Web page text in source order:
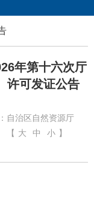
年第十六次厅
许可发证公告
自治区自然资源厅
【 大 中 小 】